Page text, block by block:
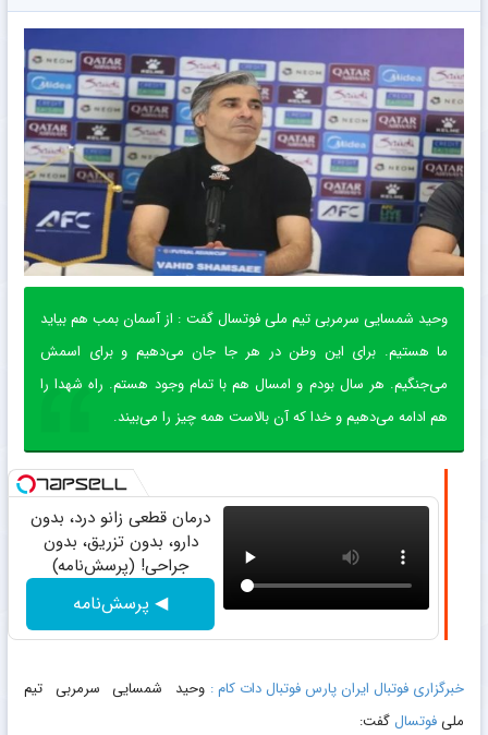
وحید شمسایی سرمربی تیم ملی فوتسال گفت : از آسمان بمب هم بیاید
ما هستیم. برای این وطن در هر جا جان می‌دهیم و برای اسمش
می‌جنگیم. هر سال بودم و امسال هم با تمام وجود هستم. راه شهدا را
هم ادامه می‌دهیم و خدا که آن بالاست همه چیز را می‌بیند.
درمان قطعی زانو درد، بدون
دارو، بدون تزریق، بدون
جراحی! (پرسش‌نامه)
◀ پرسش‌نامه
خبرگزاری فوتبال ایران پارس فوتبال دات کام : وحید شمسایی سرمربی تیم
ملیفوتسال گفت: